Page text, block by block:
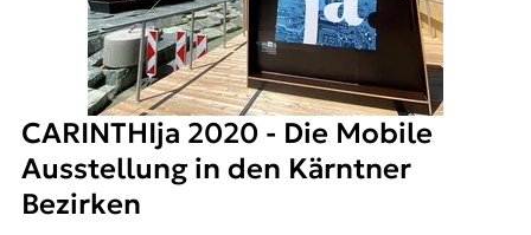
CARINTHIja 2020 - Die Mobile
Ausstellung in den Kärntner
Bezirken